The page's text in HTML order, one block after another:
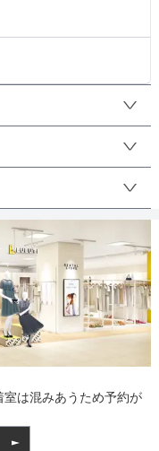
-
98
ピース。
様が程よい肌見せと、
れます。
キリとした襟ぐりのデ
ぽくエレガントな雰囲気
密度なTRギャバ素材を使
を演出します。
は混みあうため予約が